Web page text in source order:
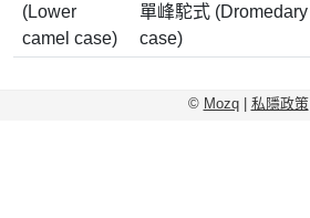
(Lower
camel case)
單峰駝式 (Dromedary
case)
© Mozq| 私隱政策